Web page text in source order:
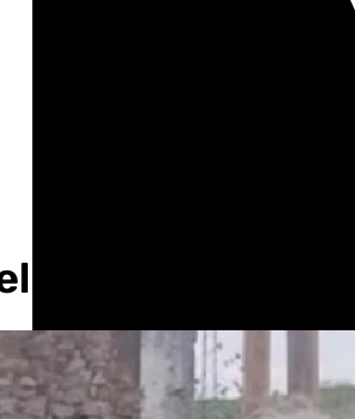
Agua de Guillena